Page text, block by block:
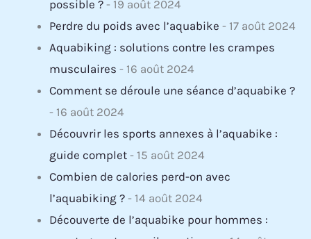
possible ? - 19 août 2024
Perdre du poids avec l’aquabike - 17 août 2024
Aquabiking : solutions contre les crampes
musculaires - 16 août 2024
Comment se déroule une séance d’aquabike ?
- 16 août 2024
Découvrir les sports annexes à l’aquabike :
guide complet - 15 août 2024
Combien de calories perd-on avec
l’aquabiking ? - 14 août 2024
Découverte de l’aquabike pour hommes :